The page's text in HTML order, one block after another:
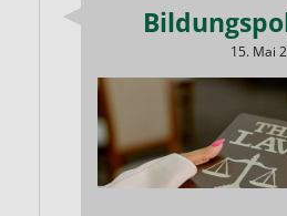
15. Mai